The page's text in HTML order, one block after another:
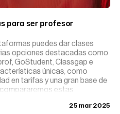
para ser profesor
puedes dar clases
opciones destacadas como
GoStudent, Classgap e
únicas, como
en tarifas y una gran base de
estas
elegir la que mejor se adapte
como profesor.
25 mar 2025